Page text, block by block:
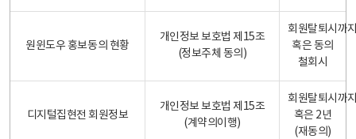
원윈도우 홍보동의 현황
개인정보 보호법 제15조
(정보주체 동의)
회원탈퇴시까
혹은 동의
철회시
디지털집현전 회원정보
개인정보 보호법 제15조
(계약의이행)
회원탈퇴시까
혹은 2년
(재동의)